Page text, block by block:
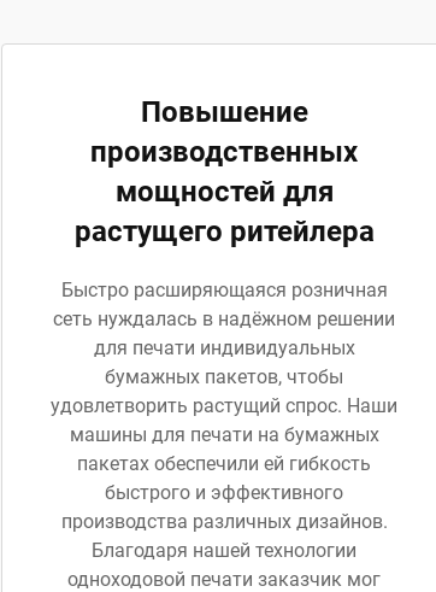
Повышение
производственных
мощностей для
растущего ритейлера
Быстро расширяющаяся розничная
сеть нуждалась в надёжном решении
для печати индивидуальных
бумажных пакетов, чтобы
удовлетворить растущий спрос. Наши
машины для печати на бумажных
пакетах обеспечили ей гибкость
быстрого и эффективного
производства различных дизайнов.
Благодаря нашей технологии
одноходовой печати заказчик мог